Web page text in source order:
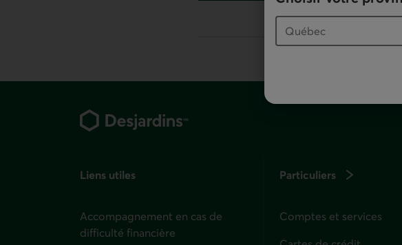
numéro sans frais. Ce lien
Liens utiles
Accompagnement en cas de
difficulté financière
Particuliers
Comptes et services